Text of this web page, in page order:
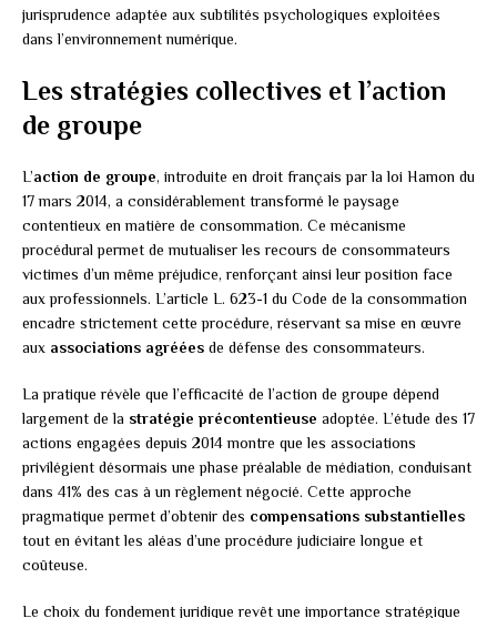
jurisprudence adaptée aux subtilités psychologiques exploitées
dans l’environnement numérique.
Les stratégies collectives et l’action
de groupe
L’action de groupe, introduite en droit français par la loi Hamon du
17 mars 2014, a considérablement transformé le paysage
contentieux en matière de consommation. Ce mécanisme
procédural permet de mutualiser les recours de consommateurs
victimes d’un même préjudice, renforçant ainsi leur position face
aux professionnels. L’article L. 623-1 du Code de la consommation
encadre strictement cette procédure, réservant sa mise en œuvre
aux associations agréées de défense des consommateurs.
La pratique révèle que l’efficacité de l’action de groupe dépend
largement de la stratégie précontentieuse adoptée. L’étude des 17
actions engagées depuis 2014 montre que les associations
privilégient désormais une phase préalable de médiation, conduisant
dans 41% des cas à un règlement négocié. Cette approche
pragmatique permet d’obtenir des compensations substantielles
tout en évitant les aléas d’une procédure judiciaire longue et
coûteuse.
Le choix du fondement juridique revêt une importance stratégique